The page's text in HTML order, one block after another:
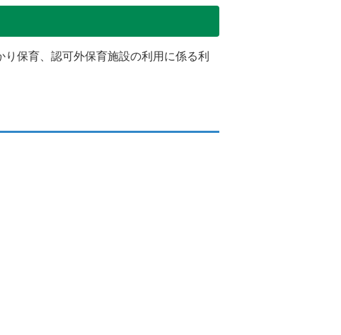
保育、認可外保育施設の利用に係る利